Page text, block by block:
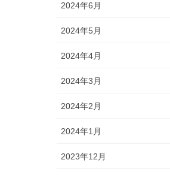
2024年6月
2024年5月
2024年4月
2024年3月
2024年2月
2024年1月
2023年12月